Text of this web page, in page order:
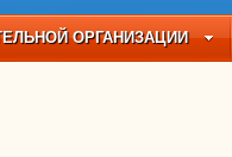
ОРГАНИЗАЦИИ
НАБОР